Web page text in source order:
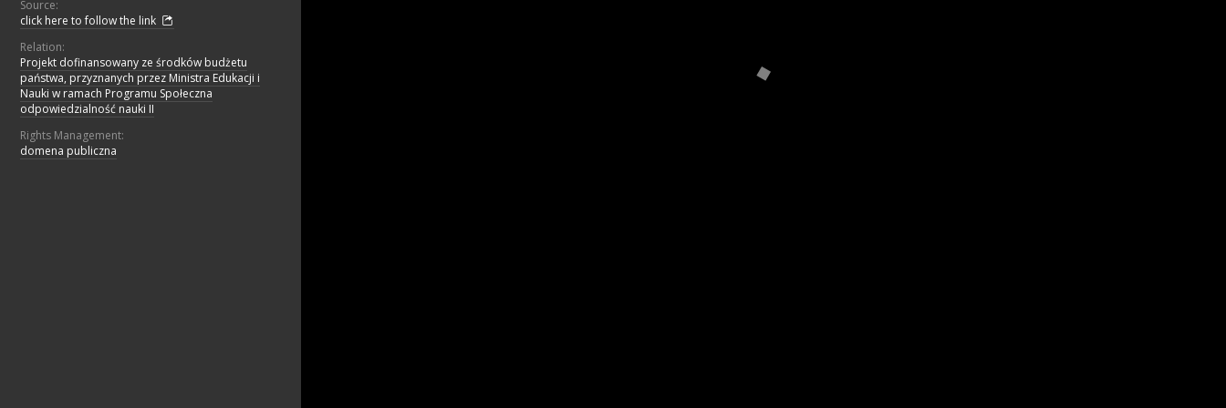
Source:
click here to follow the link
Relation:
Projekt dofinansowany ze środków budżetu
państwa, przyznanych przez Ministra Edukacji i
Nauki w ramach Programu Społeczna
odpowiedzialność nauki II
Rights Management:
domena publiczna